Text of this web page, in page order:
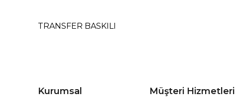
TRANSFER BASKILI
Kurumsal Müşteri Hizmetleri